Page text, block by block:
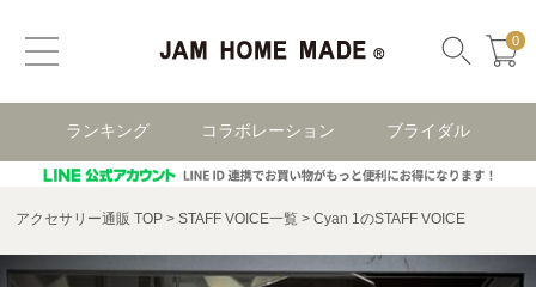
0
ランキング コラボレーション ブライダル
アクセサリー通販 TOP STAFF VOICE一覧 Cyan 1のSTAFF VOICE